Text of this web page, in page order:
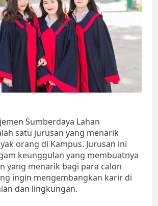
Sumberdaya Lahan
satu jurusan yang menarik
orang di Kampus. Jurusan ini
keunggulan yang membuatnya
yang menarik bagi para calon
ingin mengembangkan karir di
dan lingkungan.